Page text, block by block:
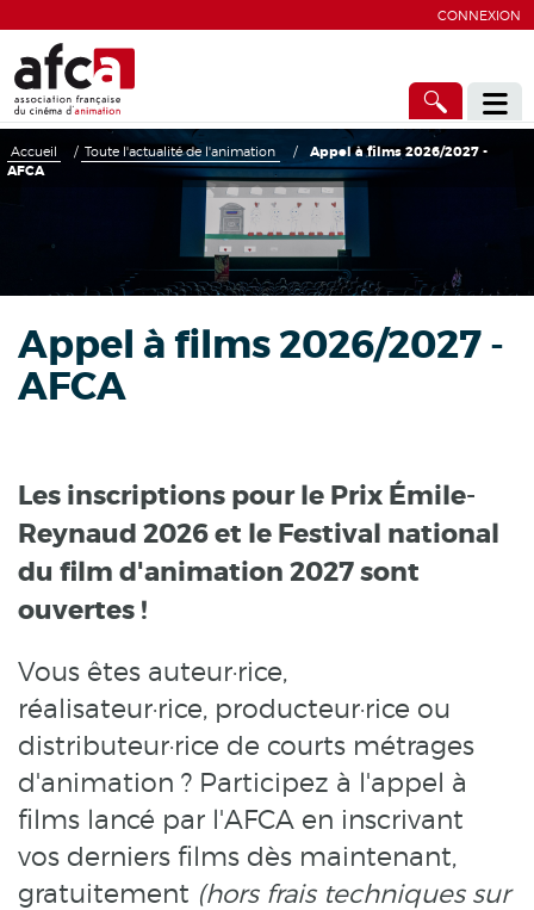
CONNEXION
Accueil / Toute l'actualité de l'animation /
Appel à films 2026/2027 -
AFCA
Appel à films 2026/2027 -
AFCA
Les inscriptions pour le Prix Émile-
Reynaud 2026 et le Festival national
du film d'animation 2027 sont
ouvertes !
Vous êtes auteur·rice,
réalisateur·rice, producteur·rice ou
distributeur·rice de courts métrages
d'animation ? Participez à l'appel à
films lancé par l'AFCA en inscrivant
vos derniers films dès maintenant,
gratuitement (hors frais techniques sur